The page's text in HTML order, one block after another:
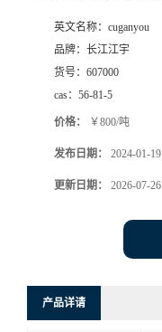
英文名称： cuganyou
品牌： 长江江宇
货号： 607000
cas： 56-81-5
价格： ￥800/吨
发布日期： 2024-01-19
更新日期： 2026-07-26
产品详请